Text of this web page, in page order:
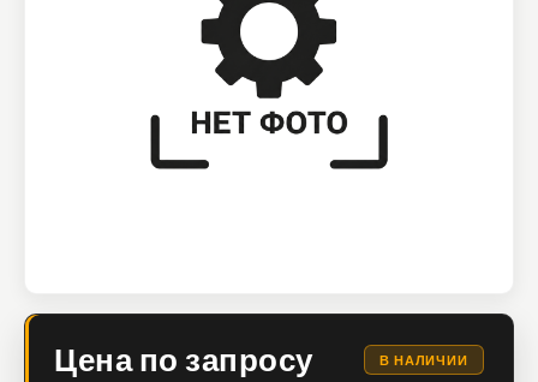
Цена по запросу В НАЛИЧИИ